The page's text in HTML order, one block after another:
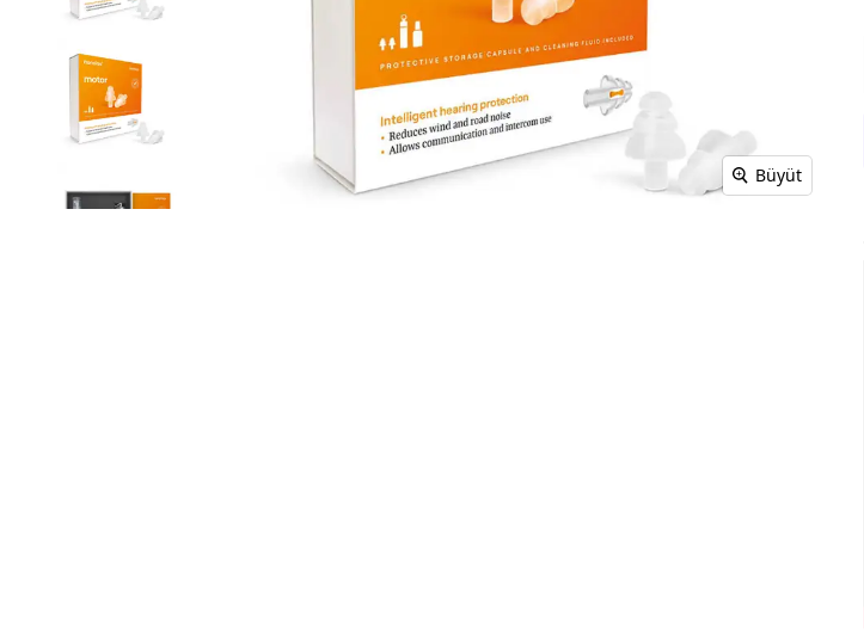
TEKSTİL MONTLAR
Büyüt